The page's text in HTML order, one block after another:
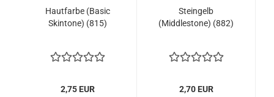
Hautfarbe (Basic
Skintone) (815)
2,75 EUR
Steingelb
(Middlestone) (882)
2,70 EUR